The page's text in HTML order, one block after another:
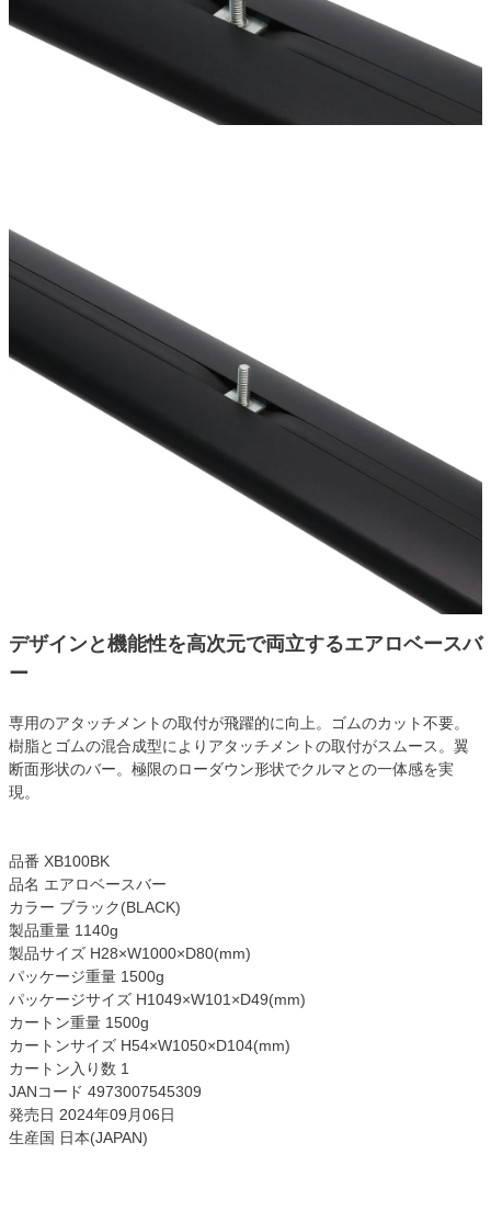
デザインと機能性を高次元で両立するエアロベースバ
ー
専用のアタッチメントの取付が飛躍的に向上。ゴムのカット不要。
樹脂とゴムの混合成型によりアタッチメントの取付がスムース。翼
断面形状のバー。極限のローダウン形状でクルマとの一体感を実
現。
品番 XB100BK
品名 エアロベースバー
カラー ブラック(BLACK)
製品重量 1140g
製品サイズ H28×W1000×D80(mm)
パッケージ重量 1500g
パッケージサイズ H1049×W101×D49(mm)
カートン重量 1500g
カートンサイズ H54×W1050×D104(mm)
カートン入り数 1
JANコード 4973007545309
発売日 2024年09月06日
生産国 日本(JAPAN)